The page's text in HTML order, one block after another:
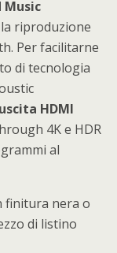
Music
riproduzione
Per facilitarne
di tecnologia
HDMI
4K e HDR
al
finitura nera o
di listino